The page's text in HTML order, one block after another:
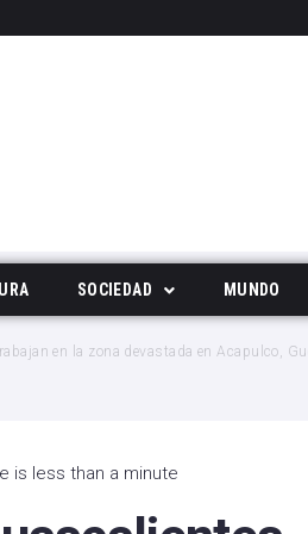
SOCIEDAD MUNDO
en la zona devastada en Acapulco,
is less than a minute